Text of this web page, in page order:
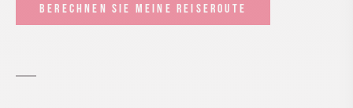
BERECHNEN SIE MEINE REISEROUTE